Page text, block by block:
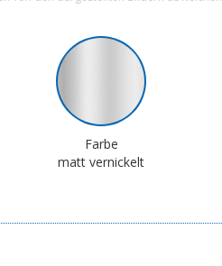
Farbe
matt vernickelt